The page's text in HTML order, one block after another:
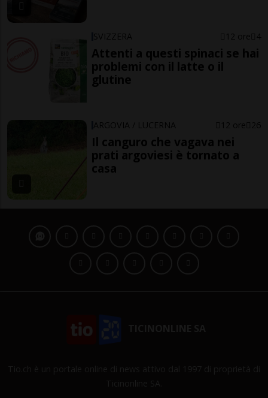
SVIZZERA 12 ore 4
Attenti a questi spinaci se hai
problemi con il latte o il
glutine
ARGOVIA / LUCERNA 12 ore 26
Il canguro che vagava nei
prati argoviesi è tornato a
casa